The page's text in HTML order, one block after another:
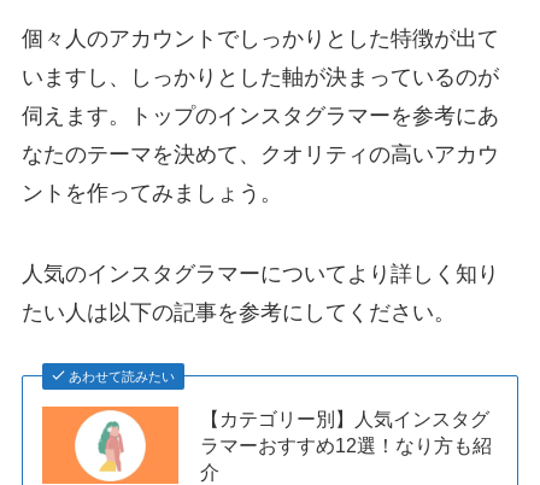
個々人のアカウントでしっかりとした特徴が出て
いますし、しっかりとした軸が決まっているのが
伺えます。トップのインスタグラマーを参考にあ
なたのテーマを決めて、クオリティの高いアカウ
ントを作ってみましょう。
人気のインスタグラマーについてより詳しく知り
たい人は以下の記事を参考にしてください。
あわせて読みたい
【カテゴリー別】人気インスタグ
ラマーおすすめ12選！なり方も紹
介